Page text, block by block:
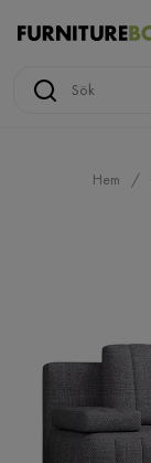
Hem